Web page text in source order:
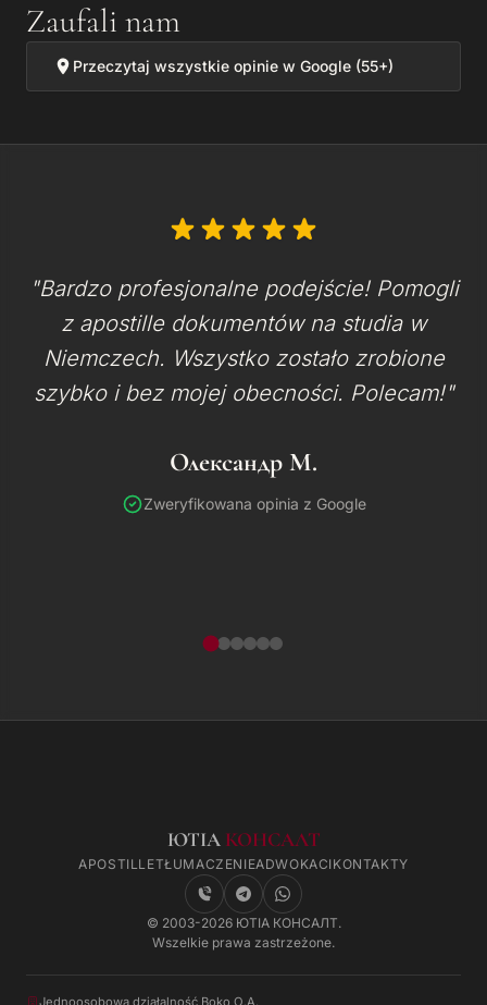
Zaufali nam
Przeczytaj wszystkie opinie w Google (55+)
"Bardzo profesjonalne podejście! Pomogli
z apostille dokumentów na studia w
Niemczech. Wszystko zostało zrobione
szybko i bez mojej obecności. Polecam!"
Олександр М.
Zweryfikowana opinia z Google
ЮТІА КОНСАЛТ
APOSTILLETŁUMACZENIEADWOKACI KONTAKTY
© 2003-2026 ЮТІА КОНСАЛТ.
Wszelkie prawa zastrzeżone.
Jednoosobowa działalność Boko O.A.